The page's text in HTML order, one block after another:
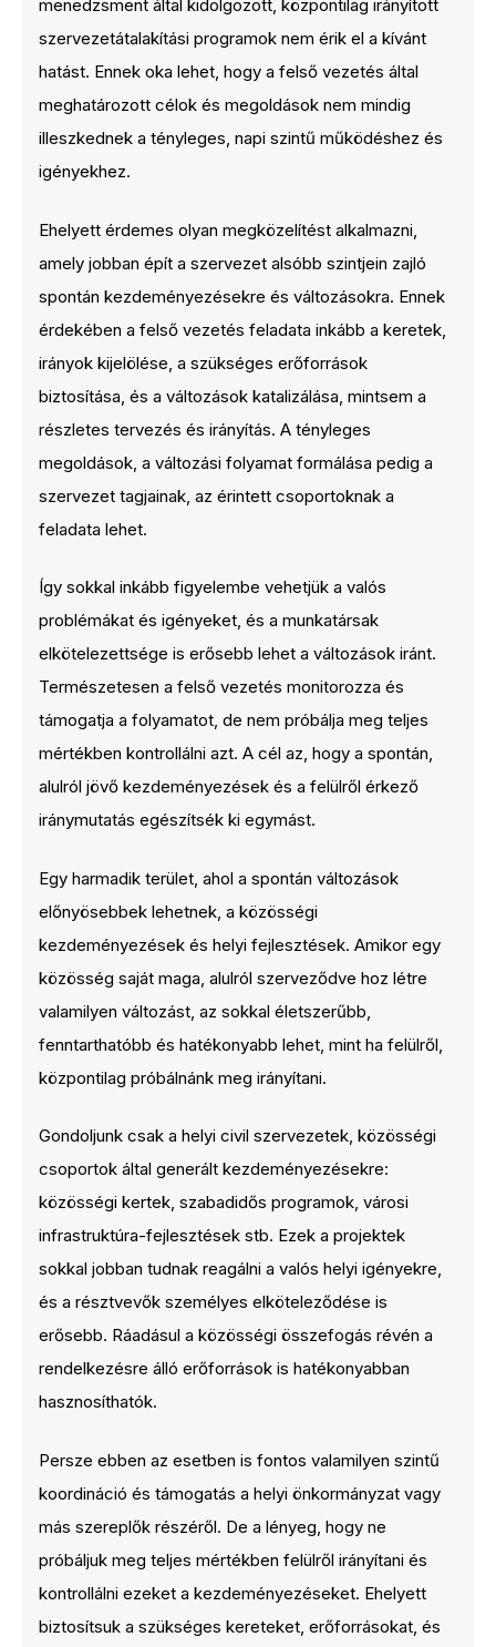
menedzsment által kidolgozott, központilag irányított
szervezetátalakítási programok nem érik el a kívánt
hatást. Ennek oka lehet, hogy a felső vezetés által
meghatározott célok és megoldások nem mindig
illeszkednek a tényleges, napi szintű működéshez és
igényekhez.
Ehelyett érdemes olyan megközelítést alkalmazni,
amely jobban épít a szervezet alsóbb szintjein zajló
spontán kezdeményezésekre és változásokra. Ennek
érdekében a felső vezetés feladata inkább a keretek,
irányok kijelölése, a szükséges erőforrások
biztosítása, és a változások katalizálása, mintsem a
részletes tervezés és irányítás. A tényleges
megoldások, a változási folyamat formálása pedig a
szervezet tagjainak, az érintett csoportoknak a
feladata lehet.
Így sokkal inkább figyelembe vehetjük a valós
problémákat és igényeket, és a munkatársak
elkötelezettsége is erősebb lehet a változások iránt.
Természetesen a felső vezetés monitorozza és
támogatja a folyamatot, de nem próbálja meg teljes
mértékben kontrollálni azt. A cél az, hogy a spontán,
alulról jövő kezdeményezések és a felülről érkező
iránymutatás egészítsék ki egymást.
Egy harmadik terület, ahol a spontán változások
előnyösebbek lehetnek, a közösségi
kezdeményezések és helyi fejlesztések. Amikor egy
közösség saját maga, alulról szerveződve hoz létre
valamilyen változást, az sokkal életszerűbb,
fenntarthatóbb és hatékonyabb lehet, mint ha felülről,
központilag próbálnánk meg irányítani.
Gondoljunk csak a helyi civil szervezetek, közösségi
csoportok által generált kezdeményezésekre:
közösségi kertek, szabadidős programok, városi
infrastruktúra-fejlesztések stb. Ezek a projektek
sokkal jobban tudnak reagálni a valós helyi igényekre,
és a résztvevők személyes elköteleződése is
erősebb. Ráadásul a közösségi összefogás révén a
rendelkezésre álló erőforrások is hatékonyabban
hasznosíthatók.
Persze ebben az esetben is fontos valamilyen szintű
koordináció és támogatás a helyi önkormányzat vagy
más szereplők részéről. De a lényeg, hogy ne
próbáljuk meg teljes mértékben felülről irányítani és
kontrollálni ezeket a kezdeményezéseket. Ehelyett
biztosítsuk a szükséges kereteket, erőforrásokat, és